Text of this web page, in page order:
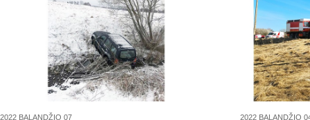
2022 BALANDŽIO 07 2022 BALANDŽIO